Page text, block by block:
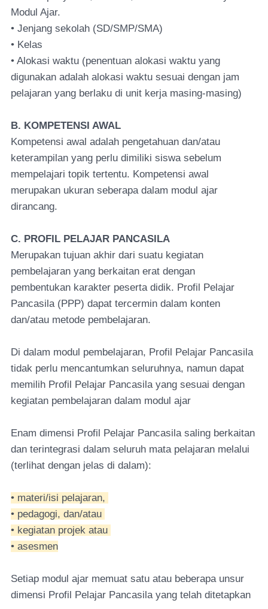
Modul Ajar.
• Jenjang sekolah (SD/SMP/SMA)
• Kelas
• Alokasi waktu (penentuan alokasi waktu yang
digunakan adalah alokasi waktu sesuai dengan jam
pelajaran yang berlaku di unit kerja masing-masing)
B. KOMPETENSI AWAL
Kompetensi awal adalah pengetahuan dan/atau
keterampilan yang perlu dimiliki siswa sebelum
mempelajari topik tertentu. Kompetensi awal
merupakan ukuran seberapa dalam modul ajar
dirancang.
C. PROFIL PELAJAR PANCASILA
Merupakan tujuan akhir dari suatu kegiatan
pembelajaran yang berkaitan erat dengan
pembentukan karakter peserta didik. Profil Pelajar
Pancasila (PPP) dapat tercermin dalam konten
dan/atau metode pembelajaran.
Di dalam modul pembelajaran, Profil Pelajar Pancasila
tidak perlu mencantumkan seluruhnya, namun dapat
memilih Profil Pelajar Pancasila yang sesuai dengan
kegiatan pembelajaran dalam modul ajar
Enam dimensi Profil Pelajar Pancasila saling berkaitan
dan terintegrasi dalam seluruh mata pelajaran melalui
(terlihat dengan jelas di dalam):
• materi/isi pelajaran,
• pedagogi, dan/atau
• kegiatan projek atau
• asesmen
Setiap modul ajar memuat satu atau beberapa unsur
dimensi Profil Pelajar Pancasila yang telah ditetapkan